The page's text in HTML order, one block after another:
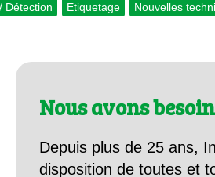
Détection Etiquetage Nouvelles
Nous avons
Depuis plus de 25 ans,
disposition de toutes et